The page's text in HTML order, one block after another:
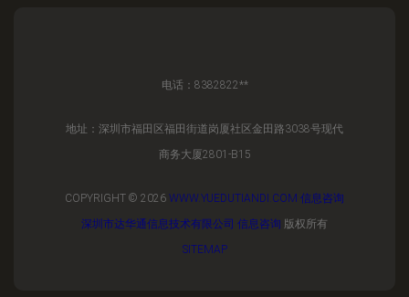
电话：8382822**
地址：深圳市福田区福田街道岗厦社区金田路3038号现代
商务大厦2801-B15
COPYRIGHT © 2026 WWW.YUEDUTIANDI.COM 信息咨询
深圳市达华通信息技术有限公司 信息咨询 版权所有
SITEMAP